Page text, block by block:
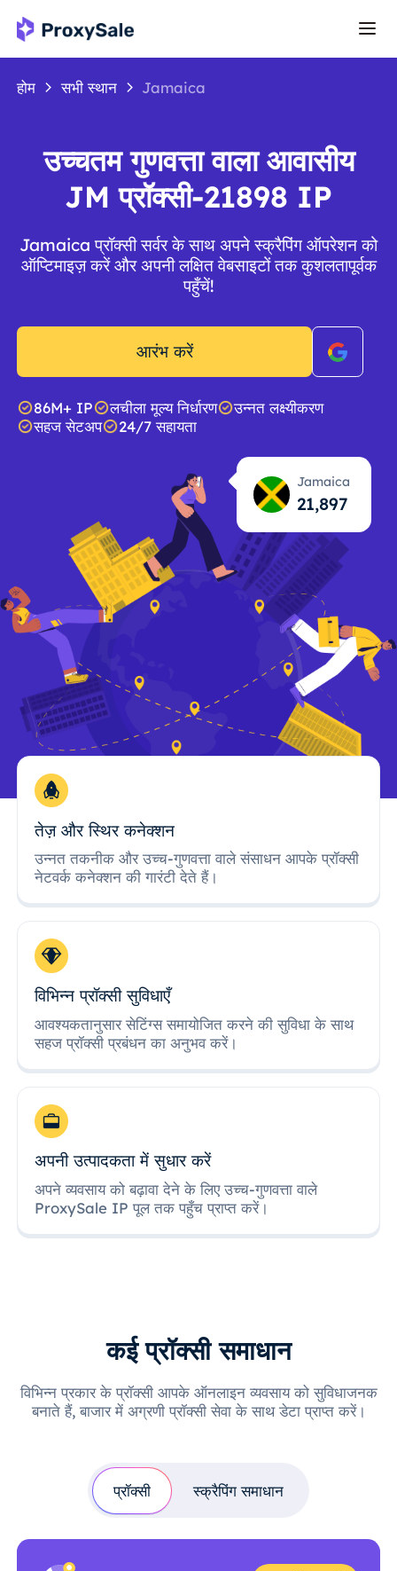
होम सभी स्थान Jamaica
उच्चतम गुणवत्ता वाला आवासीय
JM प्रॉक्सी-21898 IP
Jamaica प्रॉक्सी सर्वर के साथ अपने स्क्रैपिंग ऑपरेशन को
ऑप्टिमाइज़ करें और अपनी लक्षित वेबसाइटों तक कुशलतापूर्वक
पहुँचें!
आरंभ करें
86M+ IP लचीला मूल्य निर्धारण
उन्नत लक्ष्यीकरण
सहज सेटअप
24/7 सहायता
Jamaica
21,898
तेज़ और स्थिर कनेक्शन
उन्नत तकनीक और उच्च-गुणवत्ता वाले संसाधन आपके प्रॉक्सी
नेटवर्क कनेक्शन की गारंटी देते हैं।
विभिन्न प्रॉक्सी सुविधाएँ
आवश्यकतानुसार सेटिंग्स समायोजित करने की सुविधा के साथ
सहज प्रॉक्सी प्रबंधन का अनुभव करें।
अपनी उत्पादकता में सुधार करें
अपने व्यवसाय को बढ़ावा देने के लिए उच्च-गुणवत्ता वाले
ProxySale IP पूल तक पहुँच प्राप्त करें।
कई प्रॉक्सी समाधान
विभिन्न प्रकार के प्रॉक्सी आपके ऑनलाइन व्यवसाय को सुविधाजनक
बनाते हैं, बाजार में अग्रणी प्रॉक्सी सेवा के साथ डेटा प्राप्त करें।
प्रॉक्सी स्क्रैपिंग समाधान